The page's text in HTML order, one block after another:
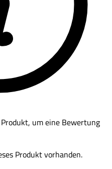
um eine Bewertung
Produkt vorhanden.